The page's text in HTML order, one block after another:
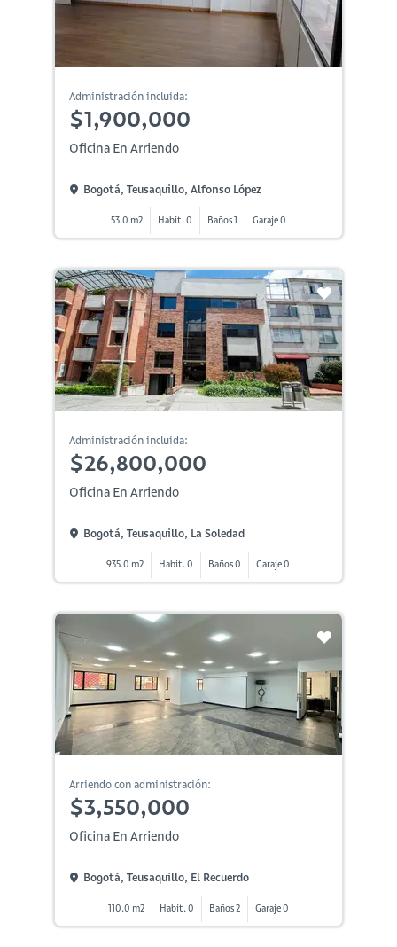
Administración incluida:
$1,900,000
Oficina En Arriendo
Bogotá, Teusaquillo, Alfonso López
53.0 m2 Habit. 0 Baños 1 Garaje 0
Administración incluida:
$26,800,000
Oficina En Arriendo
Bogotá, Teusaquillo, La Soledad
935.0 m2 Habit. 0 Baños 0 Garaje 0
Arriendo con administración:
$3,550,000
Oficina En Arriendo
Bogotá, Teusaquillo, El Recuerdo
110.0 m2 Habit. 0 Baños 2 Garaje 0